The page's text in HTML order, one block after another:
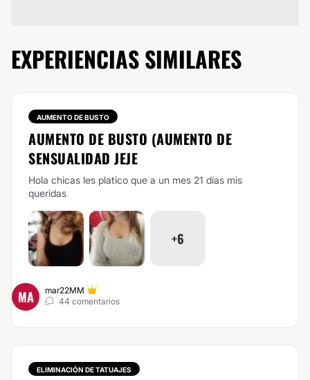
EXPERIENCIAS SIMILARES
AUMENTO DE BUSTO
AUMENTO DE BUSTO (AUMENTO DE
SENSUALIDAD JEJE
Hola chicas les platico que a un mes 21 días mis
queridas
+6
MA
mar22MM
44 comentarios
ELIMINACIÓN DE TATUAJES